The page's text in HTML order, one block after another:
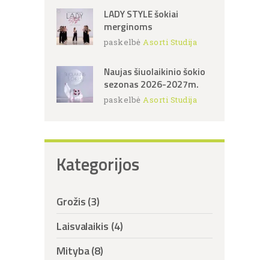
LADY STYLE šokiai
merginoms
paskelbėAsorti Studija
Naujas šiuolaikinio šokio
sezonas 2026-2027m.
paskelbėAsorti Studija
Kategorijos
Grožis(3)
Laisvalaikis (4)
Mityba(8)